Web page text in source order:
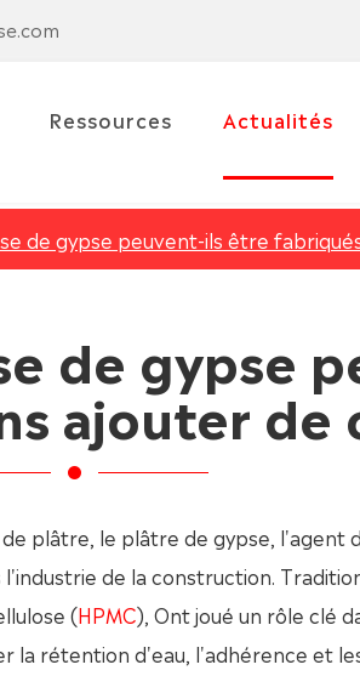
Ressources Actualités
de gypse peuvent-ils être
de gypse
ajouter de
plâtre, le plâtre de gypse, l'agent
de la construction.
(HPMC), Ont joué un rôle clé
la rétention d'eau, l'adhérence et